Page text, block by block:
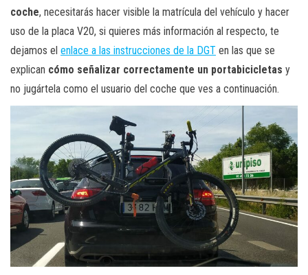
coche, necesitarás hacer visible la matrícula del vehículo y hacer
uso de la placa V20, si quieres más información al respecto, te
dejamos el enlace a las instrucciones de la DGT en las que se
explican cómo señalizar correctamente un portabicicletas y
no jugártela como el usuario del coche que ves a continuación.